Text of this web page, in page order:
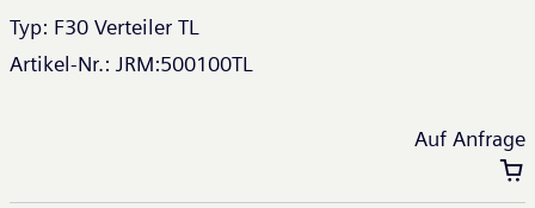
Typ: F30 Verteiler TL
Artikel-Nr.: JRM:500100TL
Auf Anfrage